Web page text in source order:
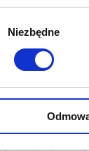
Niezbędne